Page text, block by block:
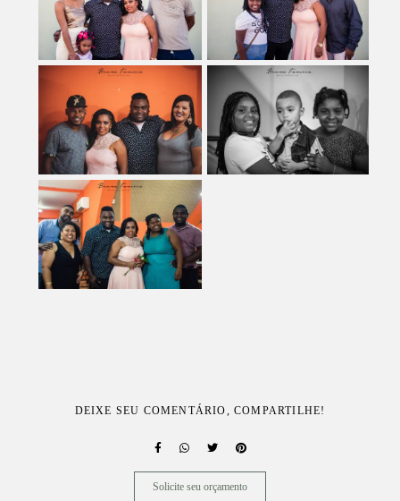
DEIXE SEU COMENTÁRIO, COMPARTILHE!
Solicite seu orçamento